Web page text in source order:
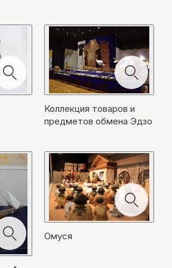
морской коровы
モ
ー
を
る
зубов слонов! (слона
останков слонов чаще всего
очень твёрдые, прочные,
в виде окаменелостей, и
можно подробно узнать
ル
閉
じ
る
керамическое
из керамики указывает на
уже с периода прото
ダ
ル
を
閉
る
рисунками
нарисованные в
являются культурно-
モ
ー
ダ
を
閉
керамика
в 5-9 веках на побережье
с Сахалина (Карафуто) на
культура распространилась
モ
ダ
ル
を
閉
じ
Коллекция товаров и
предметов обмена Эдзо
сивуча. Шкура тюленя с
чёрных пятен. Чёрная шкура –
Эта обширная коллекция
шкуры морских
を
じ
る
1:64 английского
который приплыл в 1796
閉
る
Омуся
ритуал омуся,
Аидзу на Сахалине
году (5-ый год эры Бунка).
обмена подарками при
を
閉
じ
る
год эры Мэйдзи)
Мэйдзи приняло решение
центро Хоккайдо в
на тот момент был пустырём,
экспедиций
Мацуура Такесиро,
Исэ (теперь префектура
ル
閉
じ
る